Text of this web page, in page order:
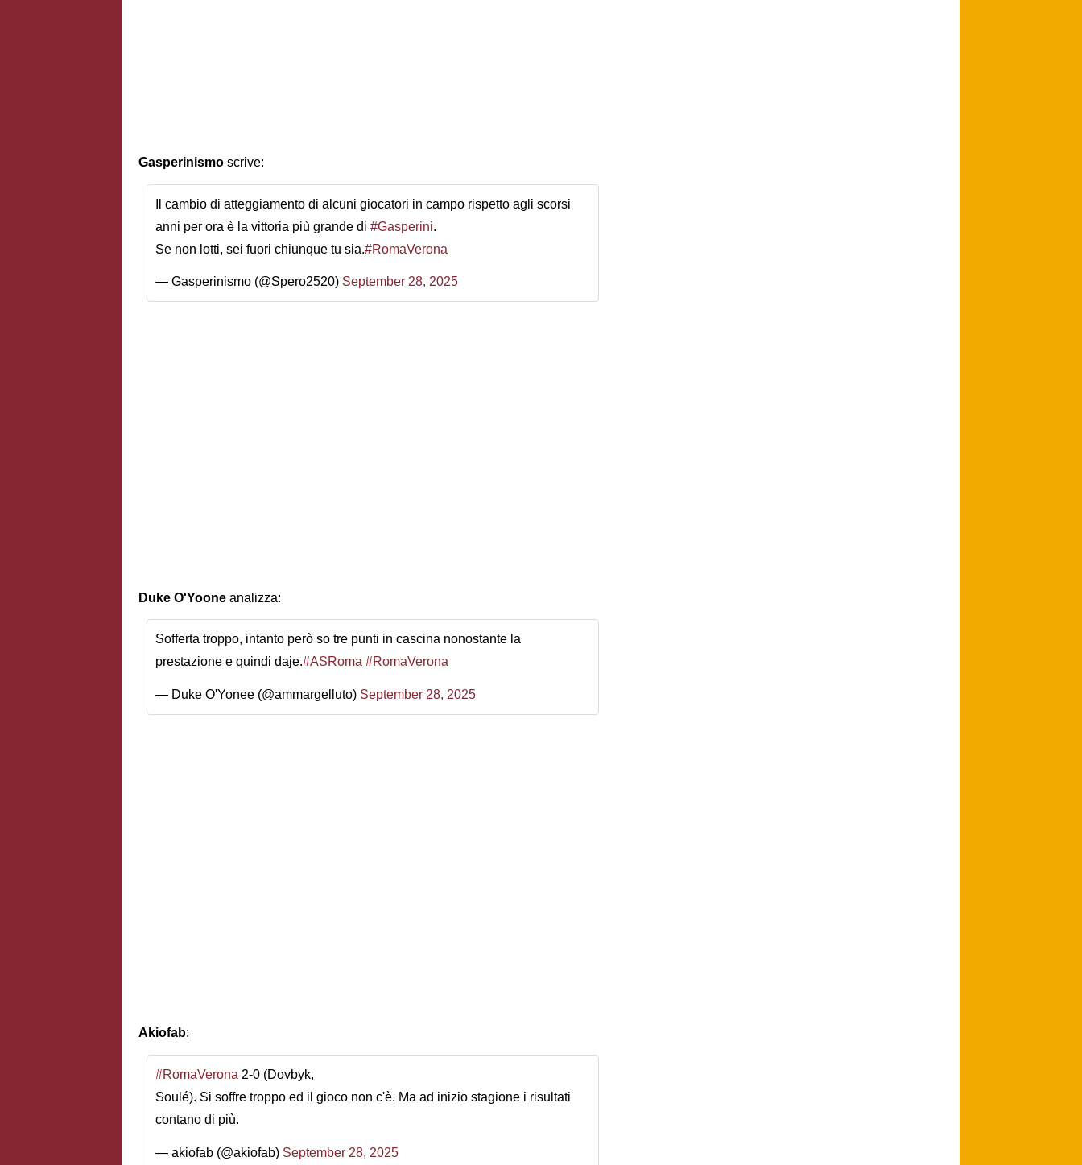
Gasperinismo scrive:
Il cambio di atteggiamento di alcuni giocatori in campo rispetto agli scorsi
anni per ora è la vittoria più grande di #Gasperini.
Se non lotti, sei fuori chiunque tu sia.#RomaVerona
— Gasperinismo (@Spero2520) September 28, 2025
Duke O'Yoone analizza:
Sofferta troppo, intanto però so tre punti in cascina nonostante la
prestazione e quindi daje.#ASRoma #RomaVerona
— Duke O'Yonee (@ammargelluto) September 28, 2025
Akiofab:
#RomaVerona 2-0 (Dovbyk,
Soulé). Si soffre troppo ed il gioco non c'è. Ma ad inizio stagione i risultati
contano di più.
— akiofab (@akiofab) September 28, 2025